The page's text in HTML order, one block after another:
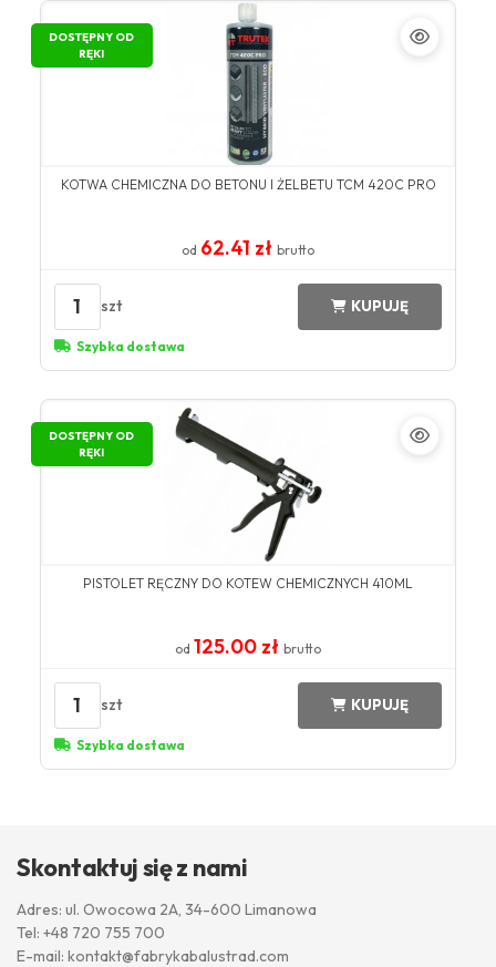
DOSTĘPNY OD
RĘKI
KOTWA CHEMICZNA DO BETONU I ŻELBETU TCM 420C PRO
od 62.41 zł brutto
1 szt KUPUJĘ
Szybka dostawa
DOSTĘPNY OD
RĘKI
PISTOLET RĘCZNY DO KOTEW CHEMICZNYCH 410ML
od 125.00 zł brutto
1 szt KUPUJĘ
Szybka dostawa
Skontaktuj się z nami
Adres: ul. Owocowa 2A, 34-600 Limanowa
Tel: +48 720 755 700
E-mail: kontakt@fabrykabalustrad.com